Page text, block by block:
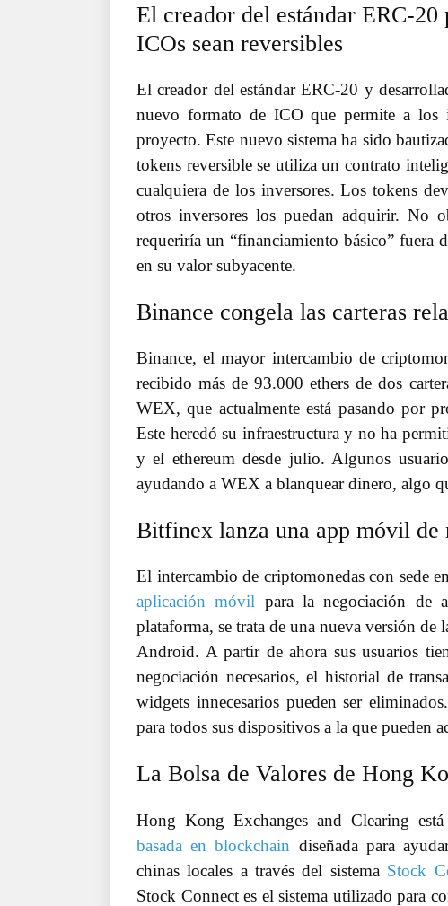
El creador del estándar ERC-
ICOs sean reversibles
El creador del estándar ERC-20 y
nuevo formato de ICO que permite a los
proyecto. Este nuevo sistema ha sido
tokens reversible se utiliza un contrato
cualquiera de los inversores. Los tokens
otros inversores los puedan adquirir. No
requeriría un “financiamiento básico” fuera
en su valor subyacente.
Binance congela las carteras
Binance, el mayor intercambio de
recibido más de 93.000 ethers de dos
WEX, que actualmente está pasando por
Este heredó su infraestructura y no ha
y el ethereum desde julio. Algunos
ayudando a WEX a blanquear dinero, algo
Bitfinex lanza una app móvil de
El intercambio de criptomonedas con sede
aplicación móvil para la negociación de
plataforma, se trata de una nueva versión
Android. A partir de ahora sus usuarios
negociación necesarios, el historial de
widgets innecesarios pueden ser
para todos sus dispositivos a la que pueden
La Bolsa de Valores de Hong
Hong Kong Exchanges and Clearing
basada en blockchain diseñada para
chinas locales a través del sistema Stock
Stock Connect es el sistema utilizado para